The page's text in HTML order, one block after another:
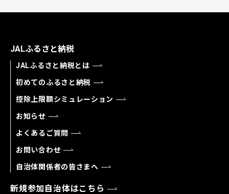
JALふるさと納税
JALふるさと納税とは
初めてのふるさと納税
控除上限額シミュレーション
お知らせ
よくあるご質問
お問い合わせ
自治体関係者の皆さまへ
新規参加自治体はこちら